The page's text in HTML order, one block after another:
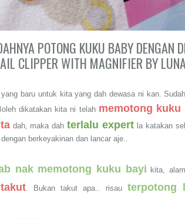
POTONG KUKU BABY DENGAN
CLIPPER WITH MAGNIFIER BY
baru untuk kita yang dah dewasa ni kan.
dikatakan kita ni telah memotong
dah, maka dahterlalu expert la katakan
berkeyakinan dan lancar aje..
nak memotong kuku bayi kita,
. Bukan takut apa.. risau terpotong